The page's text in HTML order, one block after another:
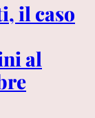
il caso
al